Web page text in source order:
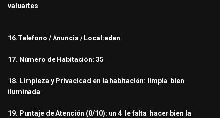
valuartes
16.Telefono / Anuncia / Local:eden
17. Número de Habitación: 35
18. Limpieza y Privacidad en la habitación: limpia bien
iluminada
19. Puntaje de Atención (0/10): un 4 le falta hacer bien la